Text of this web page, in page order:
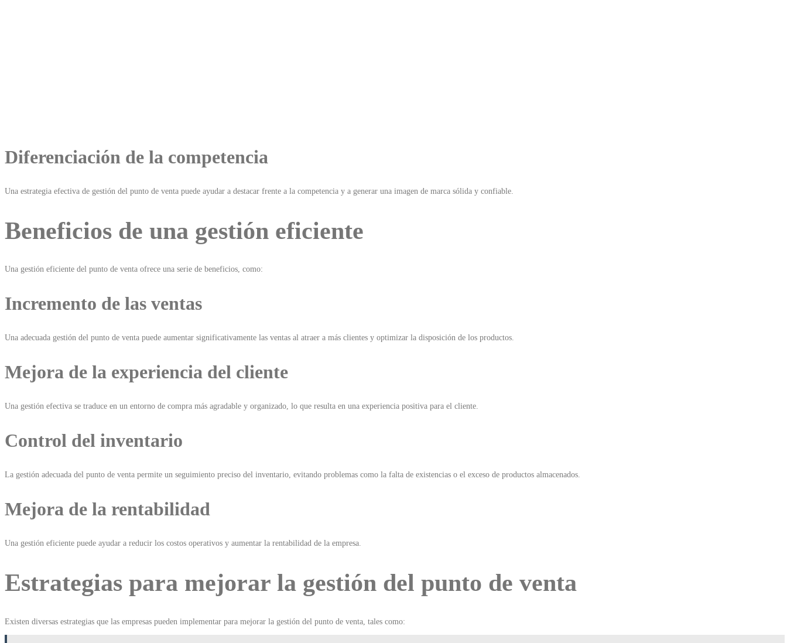
Diferenciación de la competencia
Una estrategia efectiva de gestión del punto de venta puede ayudar a destacar frente a la competencia y a generar una imagen de marca sólida y confiable.
Beneficios de una gestión eficiente
Una gestión eficiente del punto de venta ofrece una serie de beneficios, como:
Incremento de las ventas
Una adecuada gestión del punto de venta puede aumentar significativamente las ventas al atraer a más clientes y optimizar la disposición de los productos.
Mejora de la experiencia del cliente
Una gestión efectiva se traduce en un entorno de compra más agradable y organizado, lo que resulta en una experiencia positiva para el cliente.
Control del inventario
La gestión adecuada del punto de venta permite un seguimiento preciso del inventario, evitando problemas como la falta de existencias o el exceso de productos almacenados.
Mejora de la rentabilidad
Una gestión eficiente puede ayudar a reducir los costos operativos y aumentar la rentabilidad de la empresa.
Estrategias para mejorar la gestión del punto de venta
Existen diversas estrategias que las empresas pueden implementar para mejorar la gestión del punto de venta, tales como: